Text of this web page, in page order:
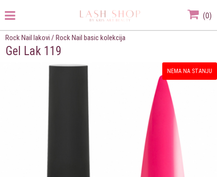
(0)
Rock Nail lakovi /Rock Nail basic kolekcija
Gel Lak 119
NEMA NA STANJU